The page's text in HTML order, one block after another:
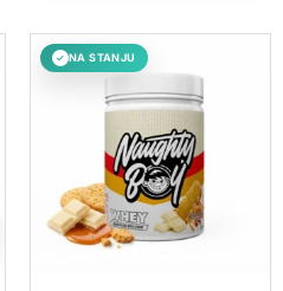
✓ NA STANJU